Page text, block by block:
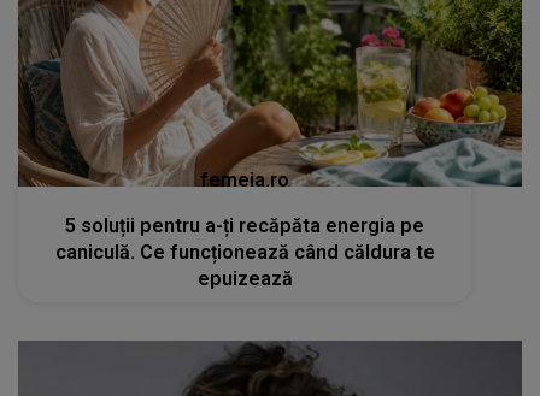
femeia.ro
5 soluții pentru a-ți recăpăta energia pe
caniculă. Ce funcționează când căldura te
epuizează